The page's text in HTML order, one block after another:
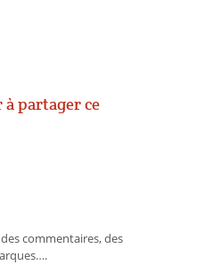
à partager ce
des commentaires, des